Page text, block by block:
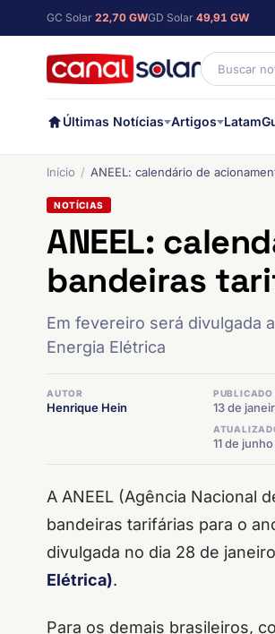
GC Solar 22,70 GWGD Solar 49,91 GW
Últimas Notícias Artigos Latam
Início ANEEL: calendário de
NOTÍCIAS
ANEEL:
bandeiras
Em fevereiro será divulgada
Energia Elétrica
AUTOR
Henrique Hein
PUBLICADO
13 de
11 de
A ANEEL (Agência Nacional
bandeiras tarifárias para o
divulgada no dia 28 de
Elétrica).
Para os demais brasileiros,